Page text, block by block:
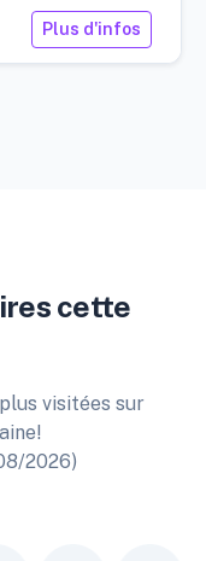
Plus d'infos
cette
visitées sur
2026)